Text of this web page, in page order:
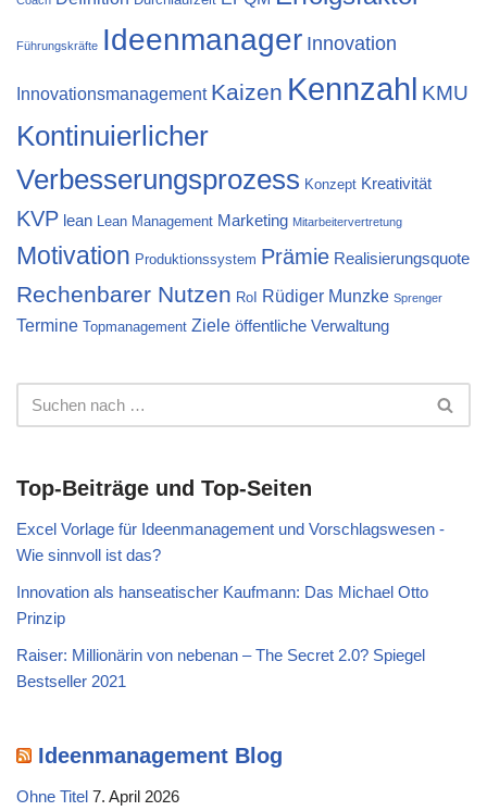
Führungskräfte Ideenmanager Innovation
Innovationsmanagement Kaizen Kennzahl KMU
Kontinuierlicher
Verbesserungsprozess Konzept Kreativität
KVP lean Lean Management Marketing Mitarbeitervertretung
Motivation Produktionssystem Prämie Realisierungsquote
Rechenbarer Nutzen RoI Rüdiger Munzke Sprenger
Termine Topmanagement Ziele öffentliche Verwaltung
Top-Beiträge und Top-Seiten
Excel Vorlage für Ideenmanagement und Vorschlagswesen -
Wie sinnvoll ist das?
Innovation als hanseatischer Kaufmann: Das Michael Otto
Prinzip
Raiser: Millionärin von nebenan – The Secret 2.0? Spiegel
Bestseller 2021
Ideenmanagement Blog
Ohne Titel 7. April 2026